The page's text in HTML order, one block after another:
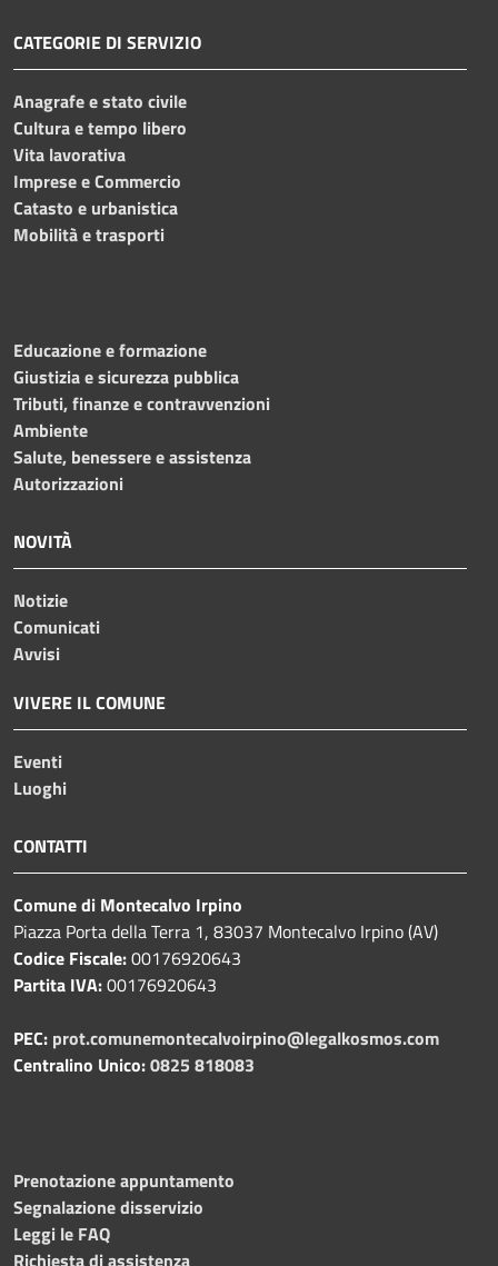
CATEGORIE DI SERVIZIO
Anagrafe e stato civile
Cultura e tempo libero
Vita lavorativa
Imprese e Commercio
Catasto e urbanistica
Mobilità e trasporti
Educazione e formazione
Giustizia e sicurezza pubblica
Tributi, finanze e contravvenzioni
Ambiente
Salute, benessere e assistenza
Autorizzazioni
NOVITÀ
Notizie
Comunicati
Avvisi
VIVERE IL COMUNE
Eventi
Luoghi
CONTATTI
Comune di Montecalvo Irpino
Piazza Porta della Terra 1, 83037 Montecalvo Irpino (AV)
Codice Fiscale:00176920643
Partita IVA:00176920643
PEC: prot.comunemontecalvoirpino@legalkosmos.com
Centralino Unico:0825 818083
Prenotazione appuntamento
Segnalazione disservizio
Leggi le FAQ